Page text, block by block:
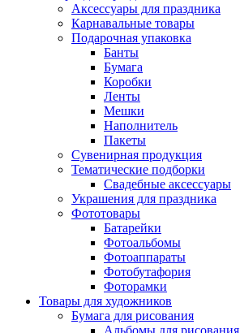
Аксессуары для праздника
Карнавальные товары
Подарочная упаковка
Банты
Бумага
Коробки
Ленты
Мешки
Наполнитель
Пакеты
Сувенирная продукция
Тематические подборки
Свадебные аксессуары
Украшения для праздника
Фототовары
Батарейки
Фотоальбомы
Фотоаппараты
Фотобутафория
Фоторамки
Товары для художников
Бумага для рисования
Альбомы для рисования